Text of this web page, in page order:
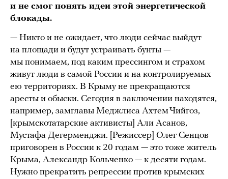
и не смог понять идеи этой энергетической
блокады.
— Никто и не ожидает, что люди сейчас выйдут
на площади и будут устраивать бунты —
мы понимаем, под каким прессингом и страхом
живут люди в самой России и на контролируемых
ею территориях. В Крыму не прекращаются
аресты и обыски. Сегодня в заключении находятся,
например, замглавы Меджлиса Ахтем Чийгоз,
[крымскотатарские активисты] Али Асанов,
Мустафа Дегерменджи. [Режиссер] Олег Сенцов
приговорен в России к 20 годам — это тоже житель
Крыма, Александр Кольченко — к десяти годам.
Нужно прекратить репрессии против крымских